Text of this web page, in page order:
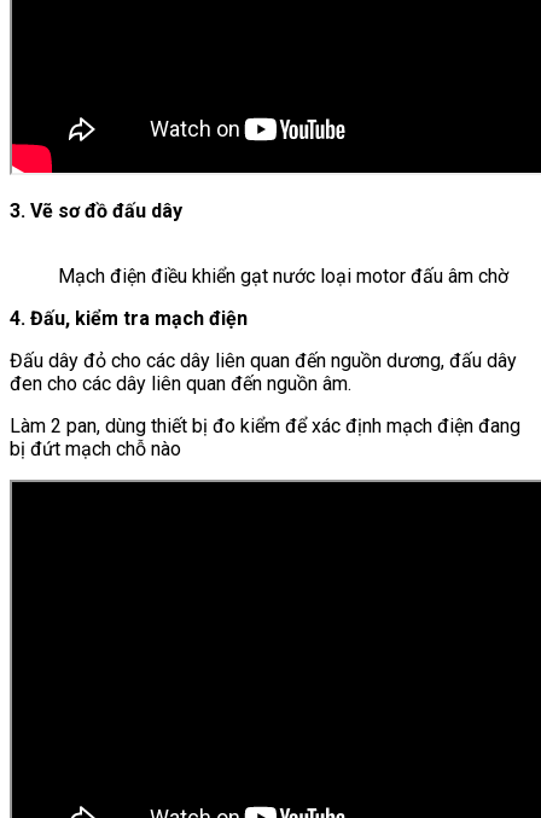
3. Vẽ sơ đồ đấu dây
Mạch điện điều khiển gạt nước loại motor đấu âm chờ
4. Đấu, kiểm tra mạch điện
Đấu dây đỏ cho các dây liên quan đến nguồn dương, đấu dây
đen cho các dây liên quan đến nguồn âm.
Làm 2 pan, dùng thiết bị đo kiểm để xác định mạch điện đang
bị đứt mạch chỗ nào